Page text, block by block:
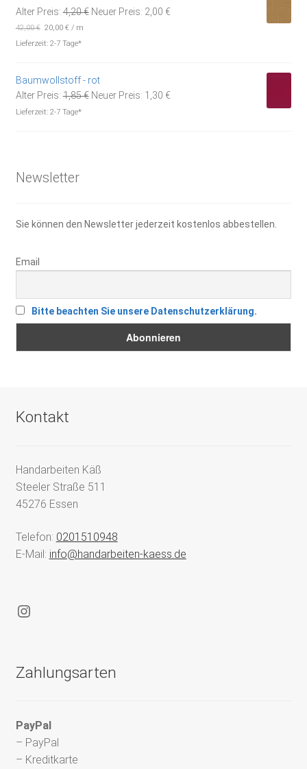
Alter Preis: 4,20€ Ursprünglicher
Neuer Preis: 2,00 €Aktueller
42,00€ 20,00€ / m
Lieferzeit: 2-7 Tage*
Baumwollstoff - rot
Alter Preis: 1,85€ Ursprünglicher
Neuer Preis: 1,30 €Aktueller
Lieferzeit: 2-7 Tage*
Newsletter
Sie können den Newsletter jederzeit kostenlos abbestellen.
Email
Bitte beachten Sie unsere Datenschutzerklärung.
Kontakt
Handarbeiten Käß
Steeler Straße 511
45276 Essen
Telefon: 0201510948
E-Mail: info@handarbeiten-kaess.de
Instagram
Zahlungsarten
PayPal
– PayPal
– Kreditkarte